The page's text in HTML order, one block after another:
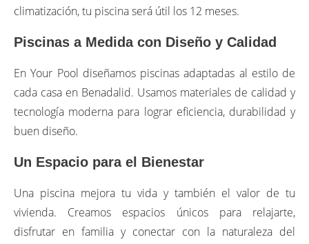
climatización, tu piscina será útil los 12 meses.
Piscinas a Medida con Diseño y Calidad
En Your Pool diseñamos piscinas adaptadas al estilo de
cada casa en Benadalid. Usamos materiales de calidad y
tecnología moderna para lograr eficiencia, durabilidad y
buen diseño.
Un Espacio para el Bienestar
Una piscina mejora tu vida y también el valor de tu
vivienda. Creamos espacios únicos para relajarte,
disfrutar en familia y conectar con la naturaleza del